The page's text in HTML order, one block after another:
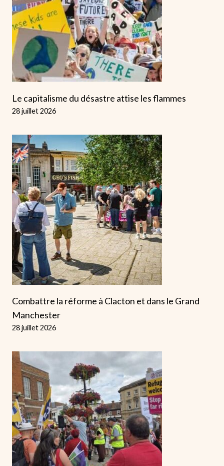
Le capitalisme du désastre attise les flammes
28 juillet 2026
Combattre la réforme à Clacton et dans le Grand
Manchester
28 juillet 2026